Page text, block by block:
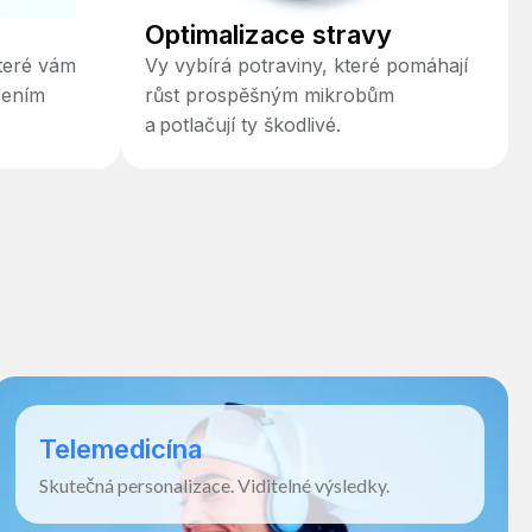
vám
Optimalizace stravy
Vy vybírá potraviny, které pomáhají
růst prospěšným mikrobům
a potlačují ty škodlivé.
Telemedicína
Skutečná personalizace. Viditelné výsledky.